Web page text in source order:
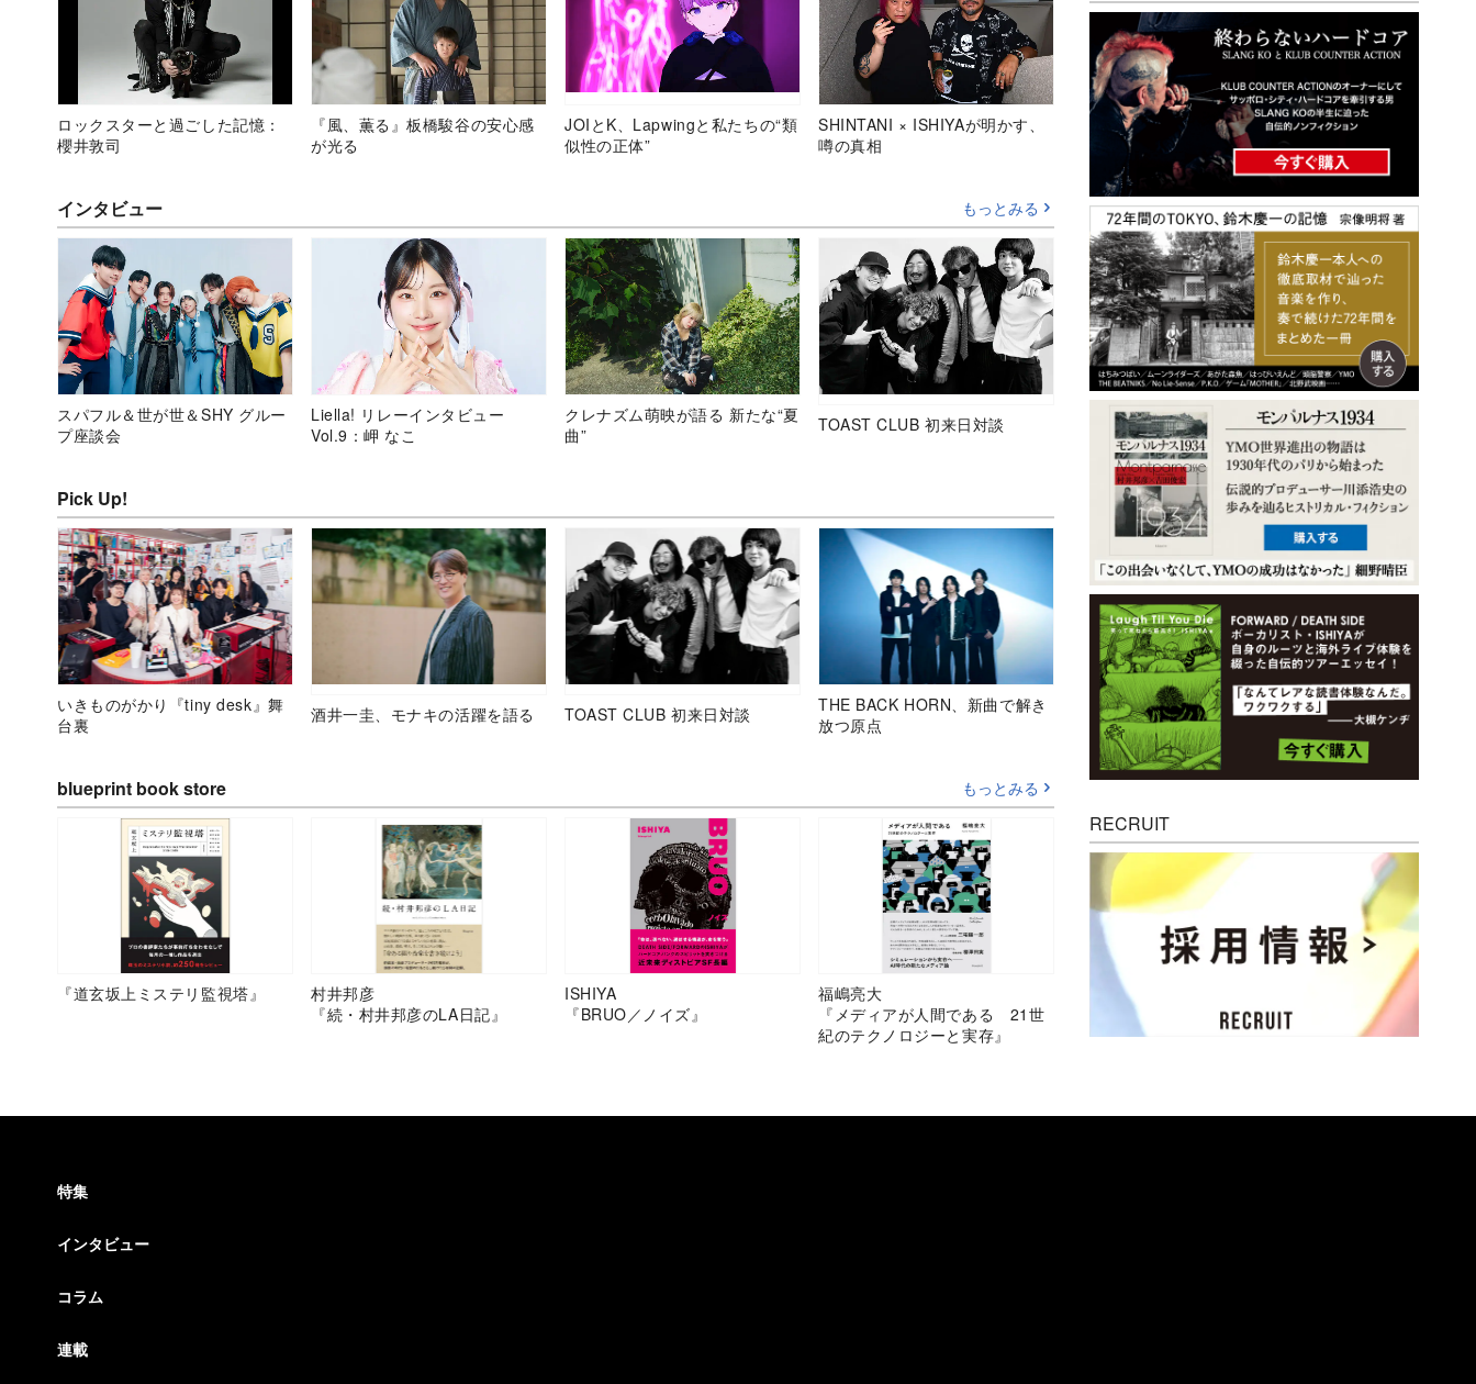
ロックスターと過ごした記憶：
櫻井敦司
『風、薫る』板橋駿谷の安心感
が光る
JOIとK、Lapwingと私たちの“類
似性の正体”
SHINTANI × ISHIYAが明かす、
噂の真相
インタビュー もっとみる
スパフル＆世が世＆SHY グルー
プ座談会
Liella! リレーインタビュー
Vol.9：岬 なこ
クレナズム萌映が語る 新たな“夏
曲”
TOAST CLUB 初来日対談
Pick Up!
いきものがかり『tiny desk』舞
台裏
酒井一圭、モナキの活躍を語る TOAST CLUB 初来日対談
THE BACK HORN、新曲で解き
放つ原点
blueprint book store もっとみる
『道玄坂上ミステリ監視塔』
村井邦彦
『続・村井邦彦のLA日記』
ISHIYA
『BRUO／ノイズ』
福嶋亮大
『メディアが人間である 21世
紀のテクノロジーと実存』
RECRUIT
特集
インタビュー
コラム
連載